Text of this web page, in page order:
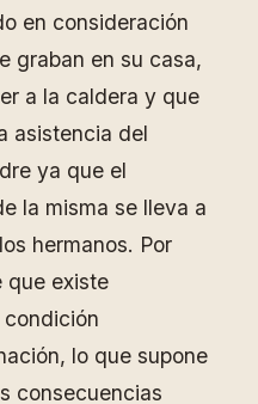
en consideración
graban en su casa,
a la caldera y que
asistencia del
ya que el
la misma se lleva a
hermanos. Por
que existe
lo que supone
consecuencias